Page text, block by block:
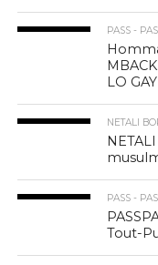
PASS -
LO
NETALI
PASS -
Tout-